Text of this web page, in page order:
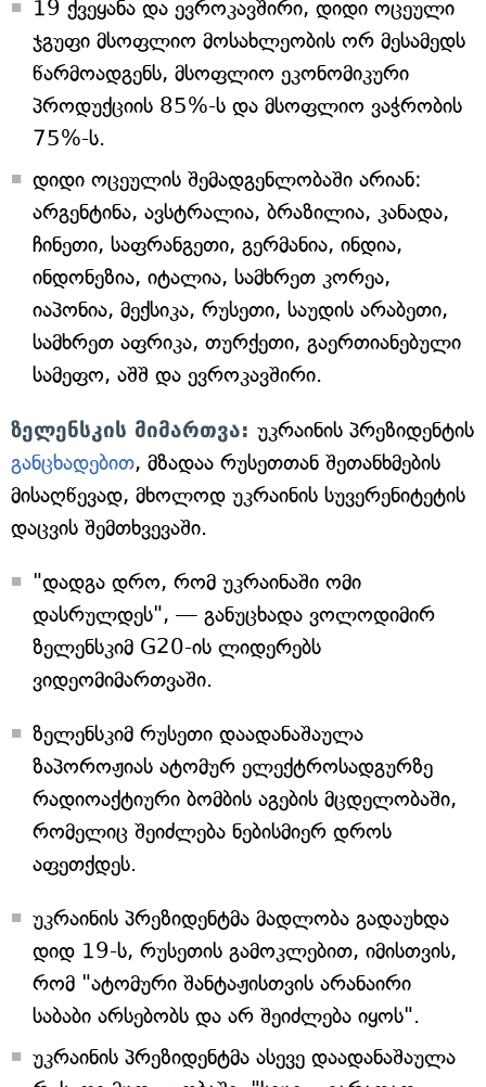
19 ქვეყანა და ევროკავშირი, დიდი ოცეული
ჯგუფი მსოფლიო მოსახლეობის ორ მესამედს
წარმოადგენს, მსოფლიო ეკონომიკური
პროდუქციის 85%-ს და მსოფლიო ვაჭრობის
75%-ს.
დიდი ოცეულის შემადგენლობაში არიან:
არგენტინა, ავსტრალია, ბრაზილია, კანადა,
ჩინეთი, საფრანგეთი, გერმანია, ინდია,
ინდონეზია, იტალია, სამხრეთ კორეა,
იაპონია, მექსიკა, რუსეთი, საუდის არაბეთი,
სამხრეთ აფრიკა, თურქეთი, გაერთიანებული
სამეფო, აშშ და ევროკავშირი.
ზელენსკის მიმართვა: უკრაინის პრეზიდენტის
განცხადებით, მზადაა რუსეთთან შეთანხმების
მისაღწევად, მხოლოდ უკრაინის სუვერენიტეტის
დაცვის შემთხვევაში.
"დადგა დრო, რომ უკრაინაში ომი
დასრულდეს", — განუცხადა ვოლოდიმირ
ზელენსკიმ G20-ის ლიდერებს
ვიდეომიმართვაში.
ზელენსკიმ რუსეთი დაადანაშაულა
ზაპოროჟიას ატომურ ელექტროსადგურზე
რადიოაქტიური ბომბის აგების მცდელობაში,
რომელიც შეიძლება ნებისმიერ დროს
აფეთქდეს.
უკრაინის პრეზიდენტმა მადლობა გადაუხდა
დიდ 19-ს, რუსეთის გამოკლებით, იმისთვის,
რომ "ატომური შანტაჟისთვის არანაირი
საბაბი არსებობს და არ შეიძლება იყოს".
უკრაინის პრეზიდენტმა ასევე დაადანაშაულა